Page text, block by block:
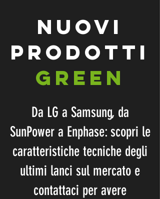
NUOVI
PRODOTTI
GREEN
Da LG a Samsung, da
SunPower a Enphase: scopri le
caratteristiche tecniche degli
ultimi lanci sul mercato e
contattaci per avere